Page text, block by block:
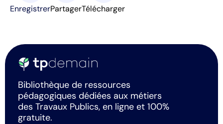
EnregistrerPartagerTélécharger
Bibliothèque de ressources
pédagogiques dédiées aux métiers
des Travaux Publics, en ligne et 100%
gratuite.